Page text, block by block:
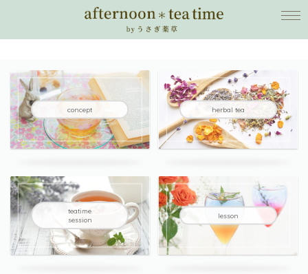
concept herbal tea
teatime
session
lesson